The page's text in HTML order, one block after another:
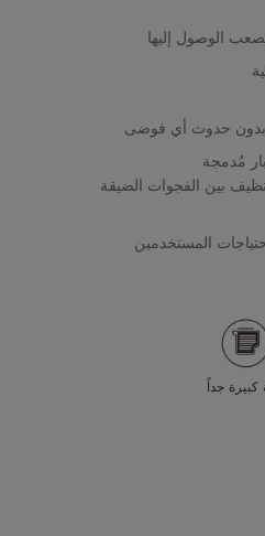
الوصول إليها
بدون حدوث أي فوضى
مُدمجة
بين الفجوات الضيقة
المستخدمين
جداً